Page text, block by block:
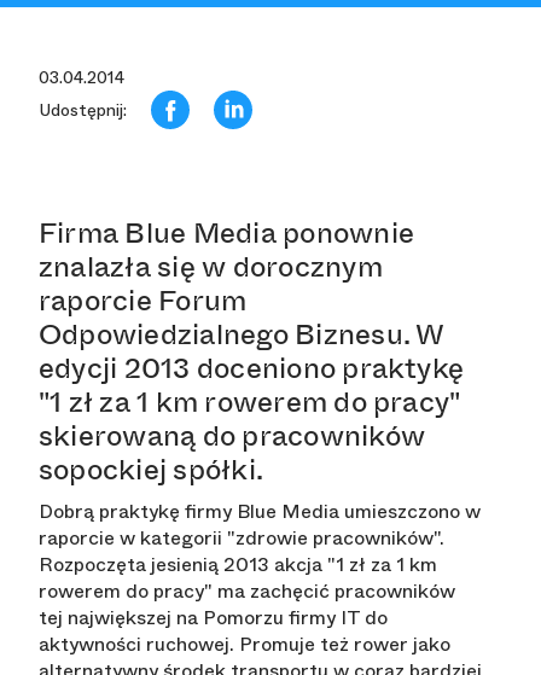
03.04.2014
Udostępnij:
Firma Blue Media ponownie
znalazła się w dorocznym
raporcie Forum
Odpowiedzialnego Biznesu. W
edycji 2013 doceniono praktykę
"1 zł za 1 km rowerem do pracy"
skierowaną do pracowników
sopockiej spółki.
Dobrą praktykę firmy Blue Media umieszczono w
raporcie w kategorii "zdrowie pracowników".
Rozpoczęta jesienią 2013 akcja "1 zł za 1 km
rowerem do pracy" ma zachęcić pracowników
tej największej na Pomorzu firmy IT do
aktywności ruchowej. Promuje też rower jako